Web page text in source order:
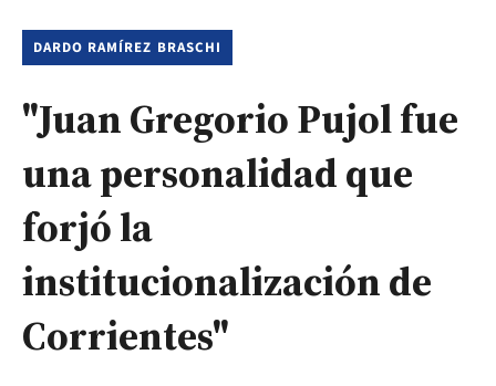
DARDO RAMÍREZ BRASCHI
"Juan Gregorio Pujol fue
una personalidad que
forjó la
institucionalización de
Corrientes"